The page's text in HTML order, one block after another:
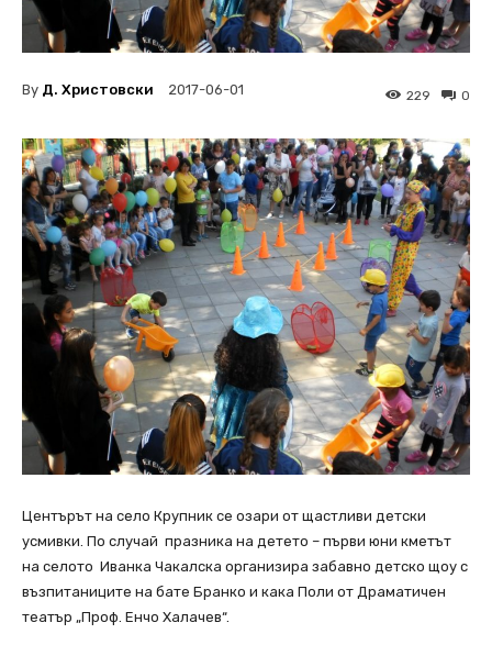
By Д. Христовски 2017-06-01 0
229
Центърът на село Крупник се озари от щастливи детски
усмивки. По случай празника на детето – първи юни кметът
на селото Иванка Чакалска организира забавно детско щоу с
възпитаниците на бате Бранко и кака Поли от Драматичен
театър „Проф. Енчо Халачев“.